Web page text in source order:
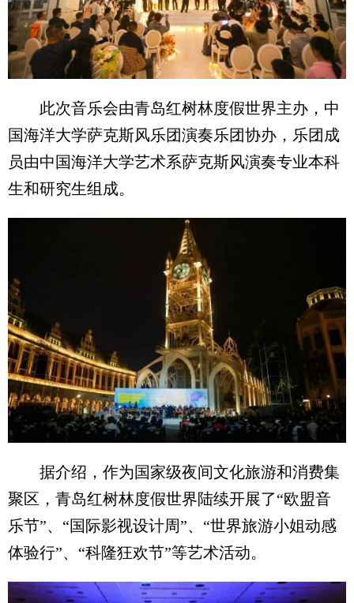
此次音乐会由青岛红树林度假世界主办，中
国海洋大学萨克斯风乐团演奏乐团协办，乐团成
员由中国海洋大学艺术系萨克斯风演奏专业本科
生和研究生组成。
据介绍，作为国家级夜间文化旅游和消费集
聚区，青岛红树林度假世界陆续开展了“欧盟音
乐节”、“国际影视设计周”、“世界旅游小姐动感
体验行”、“科隆狂欢节”等艺术活动。